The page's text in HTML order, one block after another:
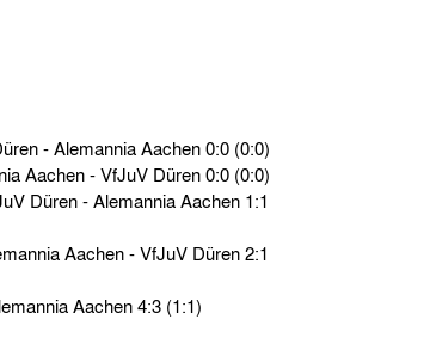
Bezirksliga AC-DN › So. 03.01.15 › VfJuV Düren - Alemannia Aachen 0:0 (0:0)
Bezirksliga AC-DN › So. 29.11.14 › Alemannia Aachen - VfJuV Düren 0:0 (0:0)
Testspiele › So. 06.04.13 › VfJuV Düren - Alemannia Aachen 4:3 (1:1)